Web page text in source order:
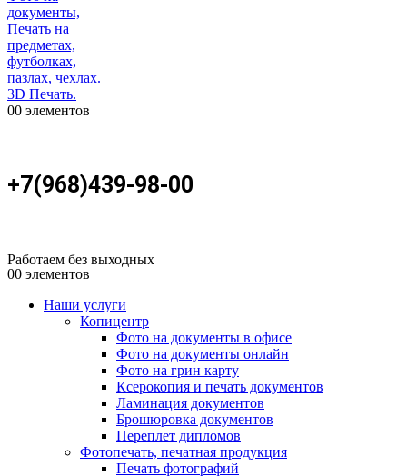
00 элементов
+7(968)439-98-00
Работаем без выходных
00 элементов
Наши услуги
Копицентр
Фото на документы в офисе
Фото на документы онлайн
Фото на грин карту
Ксерокопия и печать документов
Ламинация документов
Брошюровка документов
Переплет дипломов
Фотопечать, печатная продукция
Печать фотографий